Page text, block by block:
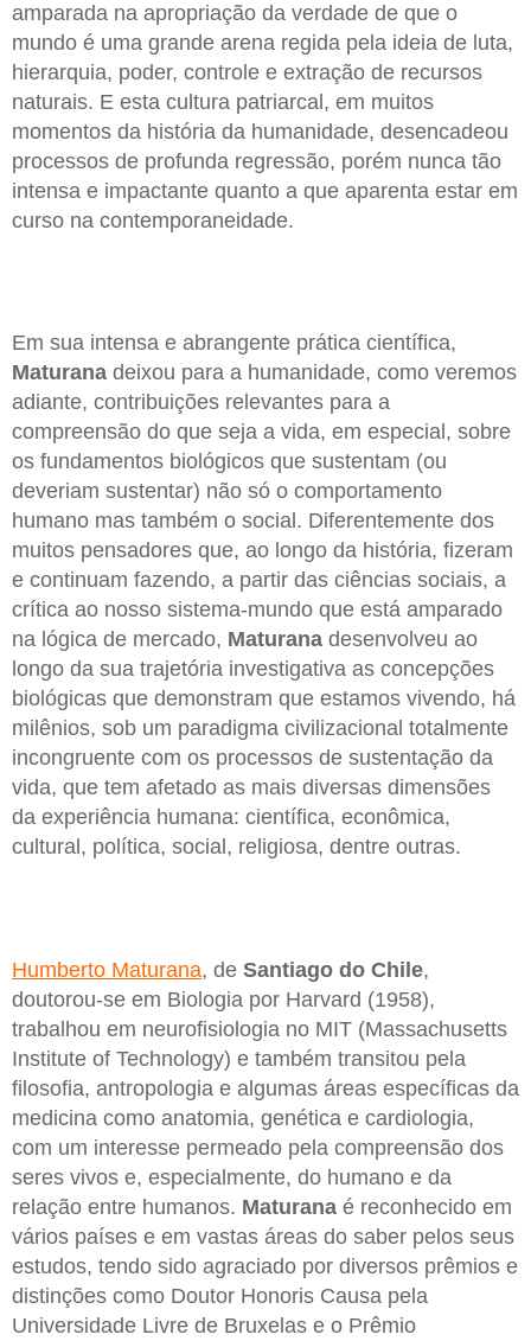
amparada na apropriação da verdade de que o
mundo é uma grande arena regida pela ideia de luta,
hierarquia, poder, controle e extração de recursos
naturais. E esta cultura patriarcal, em muitos
momentos da história da humanidade, desencadeou
processos de profunda regressão, porém nunca tão
intensa e impactante quanto a que aparenta estar em
curso na contemporaneidade.
Em sua intensa e abrangente prática científica,
Maturana deixou para a humanidade, como veremos
adiante, contribuições relevantes para a
compreensão do que seja a vida, em especial, sobre
os fundamentos biológicos que sustentam (ou
deveriam sustentar) não só o comportamento
humano mas também o social. Diferentemente dos
muitos pensadores que, ao longo da história, fizeram
e continuam fazendo, a partir das ciências sociais, a
crítica ao nosso sistema-mundo que está amparado
na lógica de mercado, Maturana desenvolveu ao
longo da sua trajetória investigativa as concepções
biológicas que demonstram que estamos vivendo, há
milênios, sob um paradigma civilizacional totalmente
incongruente com os processos de sustentação da
vida, que tem afetado as mais diversas dimensões
da experiência humana: científica, econômica,
cultural, política, social, religiosa, dentre outras.
Humberto Maturana, de Santiago do Chile,
doutorou-se em Biologia por Harvard (1958),
trabalhou em neurofisiologia no MIT (Massachusetts
Institute of Technology) e também transitou pela
filosofia, antropologia e algumas áreas específicas da
medicina como anatomia, genética e cardiologia,
com um interesse permeado pela compreensão dos
seres vivos e, especialmente, do humano e da
relação entre humanos. Maturana é reconhecido em
vários países e em vastas áreas do saber pelos seus
estudos, tendo sido agraciado por diversos prêmios e
distinções como Doutor Honoris Causa pela
Universidade Livre de Bruxelas e o Prêmio